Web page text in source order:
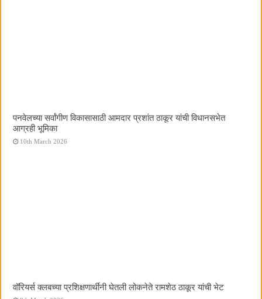
पनवेलच्या सर्वांगीण विकासासाठी आमदार प्रशांत ठाकूर यांची विधानसभेत
आग्रही भूमिका
10th March 2026
वॉरियर्स क्लबच्या प्रशिक्षणार्थींनी घेतली लोकनेते रामशेठ ठाकूर यांची भेट